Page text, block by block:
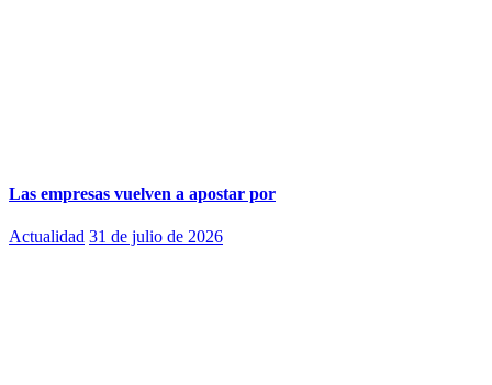
Las empresas vuelven a apostar por
Actualidad 31 de julio de 2026